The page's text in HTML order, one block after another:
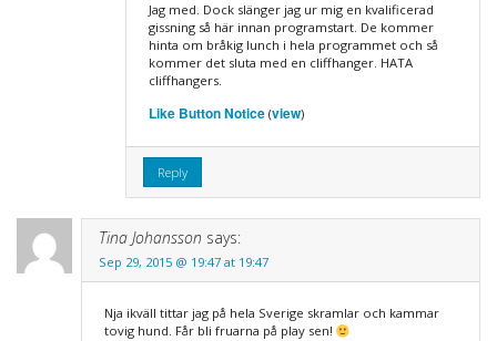
Jag med. Dock slänger jag ur mig en kvalificerad
gissning så här innan programstart. De kommer
hinta om bråkig lunch i hela programmet och så
kommer det sluta med en cliffhanger. HATA
cliffhangers.
Like Button Notice(view)
Reply
Tina Johansson says:
Sep 29, 2015 @ 19:47 at 19:47
Nja ikväll tittar jag på hela Sverige skramlar och kammar
tovig hund. Får bli fruarna på play sen!